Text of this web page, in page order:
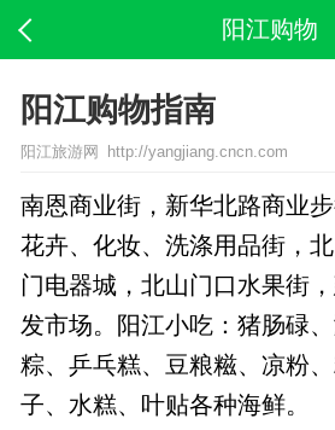
阳江购物
阳江购物指南
阳江旅游网 http://yangjiang.cncn.com
南恩商业街，新华北路商业
花卉、化妆、洗涤用品街，
门电器城，北山门口水果街
发市场。阳江小吃：猪肠碌
粽、乒乓糕、豆粮糍、凉粉
子、水糕、叶贴各种海鲜。